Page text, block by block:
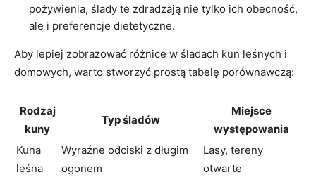
pożywienia, ślady te zdradzają nie tylko ich obecność,
ale i preferencje dietetyczne.
Aby lepiej zobrazować różnice w śladach kun leśnych i
domowych, warto stworzyć prostą tabelę porównawczą:
Rodzaj
kuny
Typ śladów
Miejsce
występowania
Kuna
leśna
Wyraźne odciski z długim
ogonem
Lasy, tereny
otwarte